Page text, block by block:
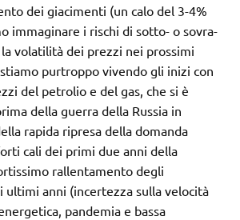
dei giacimenti (un calo del 3-4%
immaginare i rischi di sotto- o sovra-
volatilità dei prezzi nei prossimi
purtroppo vivendo gli inizi con
del petrolio e del gas, che si è
della guerra della Russia in
rapida ripresa della domanda
cali dei primi due anni della
rallentamento degli
anni (incertezza sulla velocità
pandemia e bassa